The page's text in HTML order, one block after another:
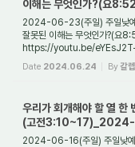
이해는 무엇인가?(요
2024-06-23(주일) 주일낮예
잘못된 이해는 무엇인가?(요
https://youtu.be/eYEsJ2T-
어떻게 해서 삼위일체 하나...
Date 2024.06.24 By갈렙
우리가 회개해야 할 열 한
(고전
2024-06-16(주일) 주일낮예